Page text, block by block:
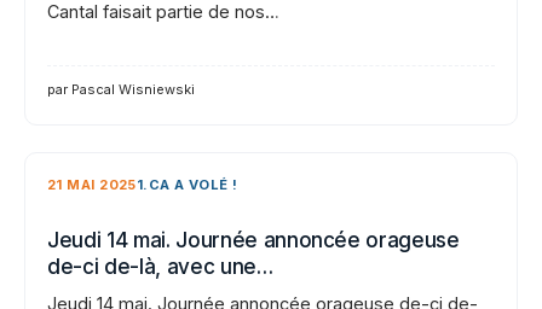
Cantal faisait partie de nos…
par Pascal Wisniewski
21 MAI 20251.CA A VOLÉ !
Jeudi 14 mai. Journée annoncée orageuse
de-ci de-là, avec une…
Jeudi 14 mai. Journée annoncée orageuse de-ci de-